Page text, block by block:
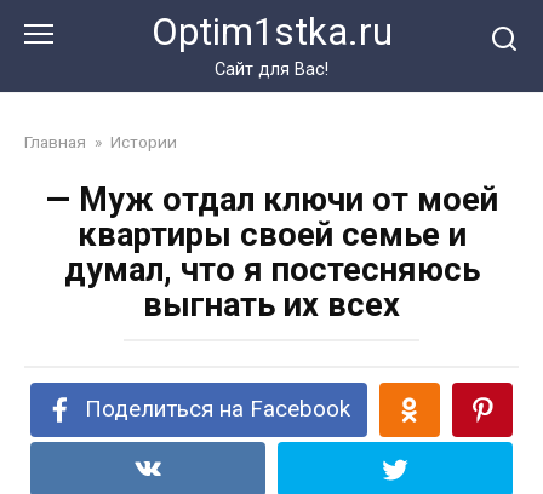
Optim1stka.ru
Сайт для Вас!
Главная » Истории
— Муж отдал ключи от моей
квартиры своей семье и
думал, что я постесняюсь
выгнать их всех
Поделиться на Facebook